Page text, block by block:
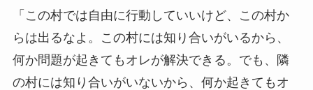
「この村では自由に行動していいけど、この村か
らは出るなよ。この村には知り合いがいるから、
何か問題が起きてもオレが解決できる。でも、隣
の村には知り合いがいないから、何か起きてもオ